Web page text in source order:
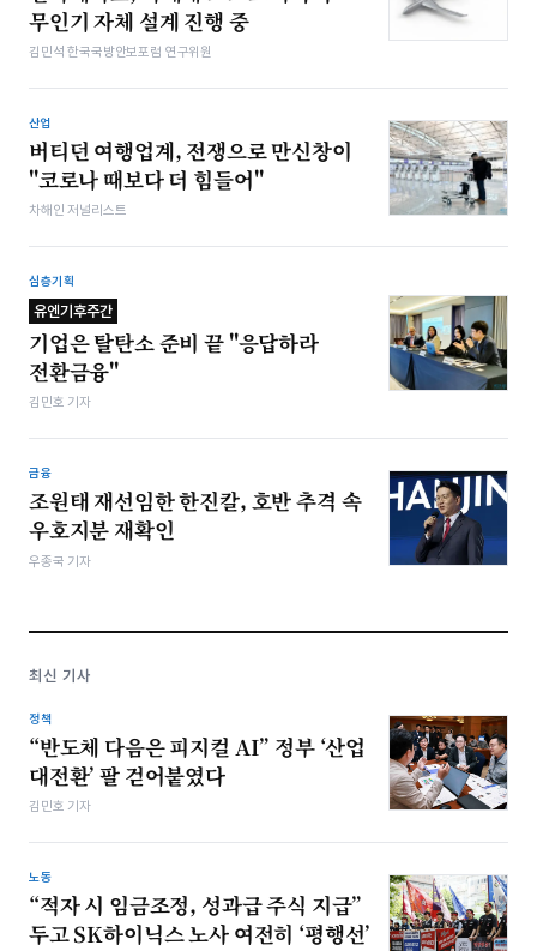
무인기 자체 설계 진행 중
김민석 한국국방안보포럼 연구위원
산업
버티던 여행업계, 전쟁으로 만신창이
"코로나 때보다 더 힘들어"
차해인 저널리스트
심층기획
유엔기후주간
기업은 탈탄소 준비 끝 "응답하라
전환금융"
김민호 기자
금융
조원태 재선임한 한진칼, 호반 추격 속
우호지분 재확인
우종국 기자
최신 기사
정책
“반도체 다음은 피지컬 AI” 정부 ‘산업
대전환’ 팔 걷어붙였다
김민호 기자
노동
“적자 시 임금조정, 성과급 주식 지급”
두고 SK하이닉스 노사 여전히 ‘평행선’